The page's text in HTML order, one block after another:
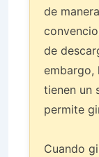
de
de
embargo,
tienen un
permite
Cuando